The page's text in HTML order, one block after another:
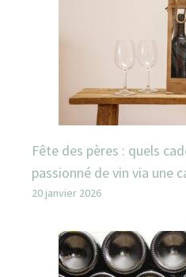
Fête des pères : quels
passionné de vin via une
20 janvier 2026